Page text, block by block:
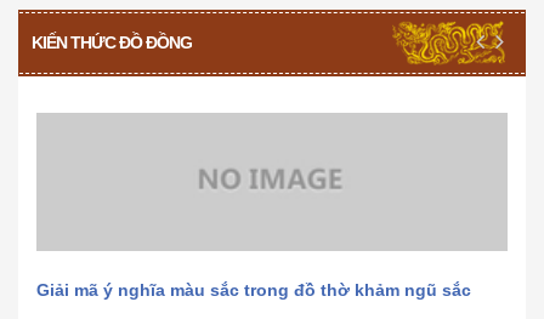
KIẾN THỨC ĐỒ ĐỒNG
Giải mã ý nghĩa màu sắc trong đồ thờ khảm ngũ sắc